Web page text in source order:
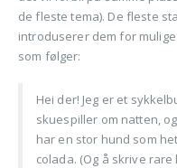
de fleste tema). De fleste
introduserer dem for
som følger:
Hei der! Jeg er et
skuespiller om natten,
har en stor hund som
colada. (Og å skrive